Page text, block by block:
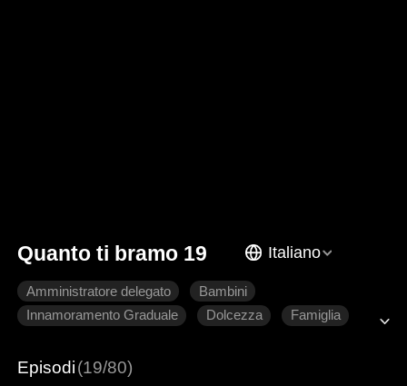
Quanto ti bramo 19 Italiano
Amministratore delegato
Bambini
Innamoramento Graduale
Dolcezza
Famiglia
Episodi(19/80)